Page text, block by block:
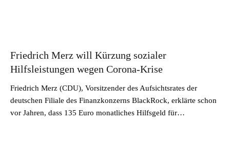
Friedrich Merz will Kürzung sozialer
Hilfsleistungen wegen Corona-Krise
Friedrich Merz (CDU), Vorsitzender des Aufsichtsrates der
deutschen Filiale des Finanzkonzerns BlackRock, erklärte schon
vor Jahren, dass 135 Euro monatliches Hilfsgeld für…